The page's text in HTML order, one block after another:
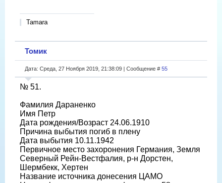
Tamara
Томик
Дата: Среда, 27 Ноября 2019, 21:38:09 | Сообщение # 55
№ 51.
Фамилия Дараненко
Имя Петр
Дата рождения/Возраст 24.06.1910
Причина выбытия погиб в плену
Дата выбытия 10.11.1942
Первичное место захоронения Германия, Земля
Северный Рейн-Вестфалия, р-н Дорстен,
Шермбекк, Хертен
Название источника донесения ЦАМО